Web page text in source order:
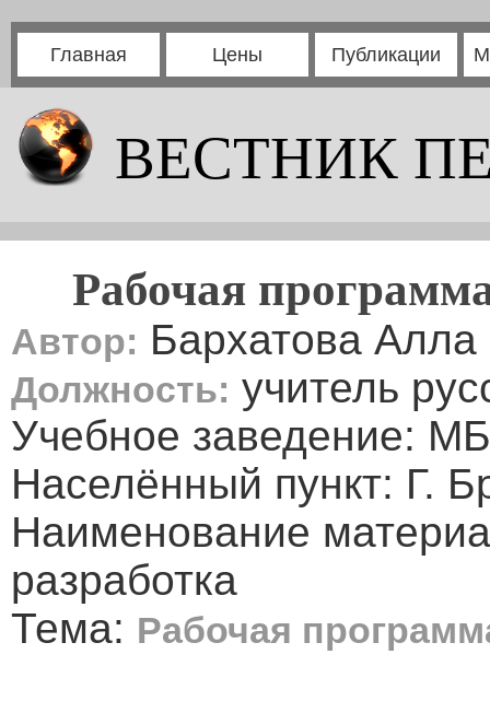
Главная Цены Публикации
ВЕСТНИК
Рабочая
Автор: Бархатова
Должность: учитель
Учебное заведение:
Населённый пункт: Г.
Наименование
разработка
Тема: Рабочая